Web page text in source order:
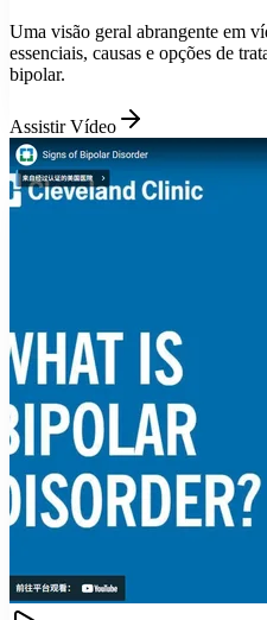
Uma visão geral abrangente em
essenciais, causas e opções de
bipolar.
Assistir Vídeo